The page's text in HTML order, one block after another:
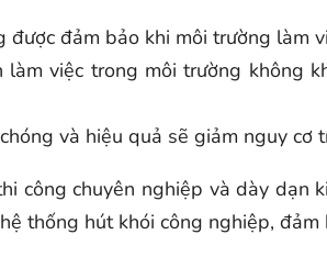
đảm bảo khi môi trường làm
việc trong môi trường không
và hiệu quả sẽ giảm nguy cơ
công chuyên nghiệp và dày dạn
thống hút khói công nghiệp,